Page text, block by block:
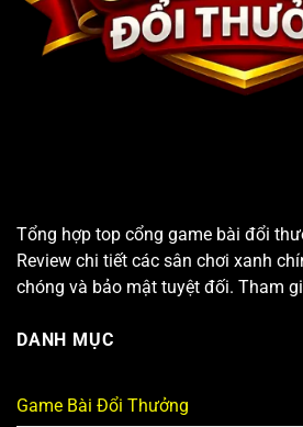
Tổng hợp top cổng game bài đổi
Review chi tiết các sân chơi xanh
chóng và bảo mật tuyệt đối. Tham
DANH MỤC
Game Bài Đổi Thưởng